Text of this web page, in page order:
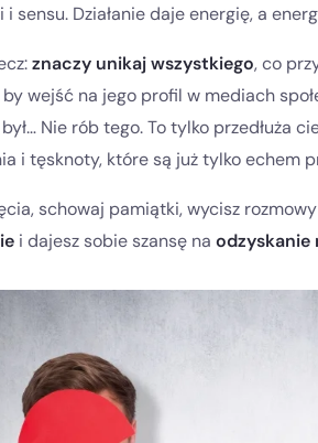
sensu. Działanie daje energię, a
znaczy unikaj wszystkiego, co
by wejść na jego profil w mediach
Nie rób tego. To tylko przedłuża
i tęsknoty, które są już tylko echem
schowaj pamiątki, wycisz
i dajesz sobie szansę na odzyskanie